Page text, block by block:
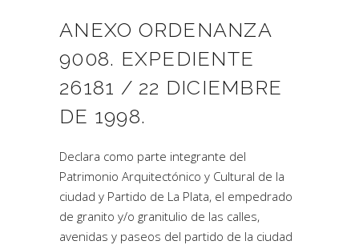
ANEXO ORDENANZA
9008. EXPEDIENTE
26181 / 22 DICIEMBRE
DE 1998.
Declara como parte integrante del
Patrimonio Arquitectónico y Cultural de la
ciudad y Partido de La Plata, el empedrado
de granito y/o granitulio de las calles,
avenidas y paseos del partido de la ciudad